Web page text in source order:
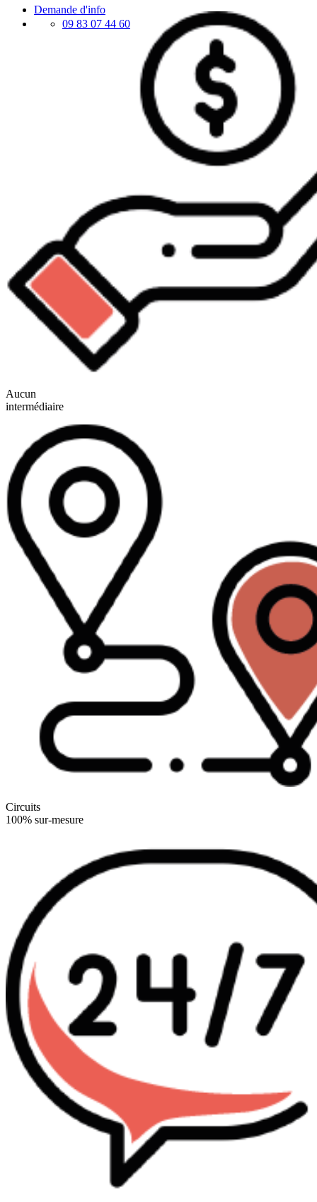
Demande d'info
09 83 07 44 60
Aucun
intermédiaire
Circuits
100% sur-mesure